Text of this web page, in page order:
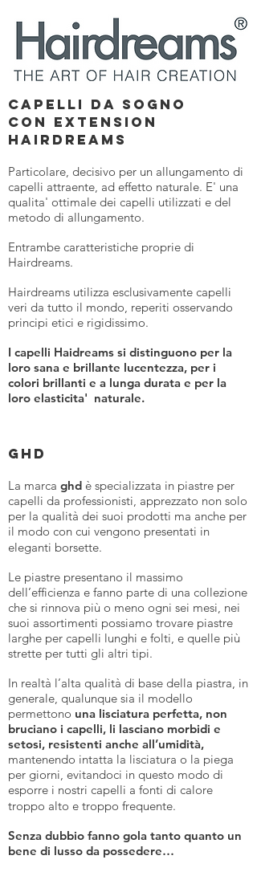
Capelli da sogno
con Extension
Hairdreams
Particolare, decisivo per un allungamento di
capelli attraente, ad effetto naturale. E' una
qualita' ottimale dei capelli utilizzati e del
metodo di allungamento.
Entrambe caratteristiche proprie di
Hairdreams.
Hairdreams utilizza esclusivamente capelli
veri da tutto il mondo, reperiti osservando
principi etici e rigidissimo.
I capelli Haidreams si distinguono per la
loro sana e brillante lucentezza, per i
colori brillanti e a lunga durata e per la
loro elasticita' naturale.
GHD
La marca ghd è specializzata in piastre per
capelli da professionisti, apprezzato non solo
per la qualità dei suoi prodotti ma anche per
il modo con cui vengono presentati in
eleganti borsette.
Le piastre presentano il massimo
dell’efficienza e fanno parte di una collezione
che si rinnova più o meno ogni sei mesi, nei
suoi assortimenti possiamo trovare piastre
larghe per capelli lunghi e folti, e quelle più
strette per tutti gli altri tipi.
In realtà l’alta qualità di base della piastra, in
generale, qualunque sia il modello
permettono una lisciatura perfetta, non
bruciano i capelli, li lasciano morbidi e
setosi, resistenti anche all’umidità,
mantenendo intatta la lisciatura o la piega
per giorni, evitandoci in questo modo di
esporre i nostri capelli a fonti di calore
troppo alto e troppo frequente.
Senza dubbio fanno gola tanto quanto un
bene di lusso da possedere…